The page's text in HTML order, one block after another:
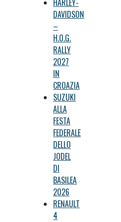
HARLEY-
DAVIDSON
–
H.O.G.
RALLY
2027
IN
CROAZIA
SUZUKI
ALLA
FESTA
FEDERALE
DELLO
JODEL
DI
BASILEA
2026
RENAULT
4